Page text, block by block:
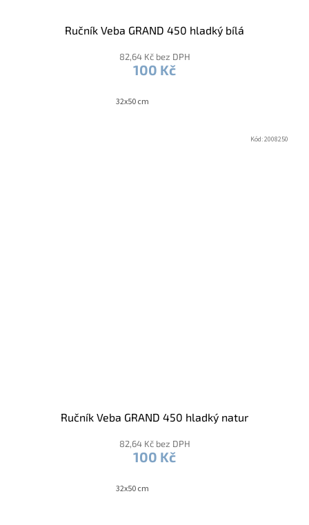
Ručník Veba GRAND 450 hladký bílá
82,64 Kč bez DPH
100 Kč
32x50 cm
Ručník Veba GRAND 450 hladký natur
82,64 Kč bez DPH
100 Kč
32x50 cm
Kód:2008250